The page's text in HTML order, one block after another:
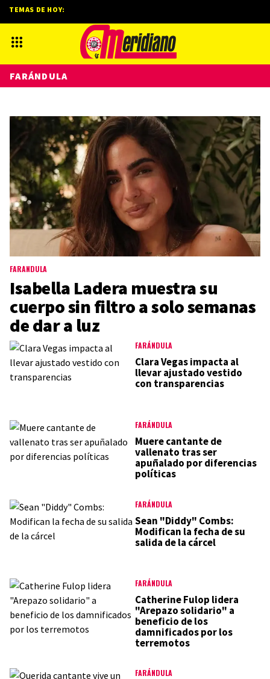
FARÁNDULA
Isabella Ladera muestra su
cuerpo sin filtro a solo semanas
de dar a luz
FARÁNDULA
Clara Vegas impacta al
llevar ajustado vestido
con transparencias
FARÁNDULA
Muere cantante de
vallenato tras ser
apuñalado por diferencias
políticas
FARÁNDULA
Sean "Diddy" Combs:
Modifican la fecha de su
salida de la cárcel
FARÁNDULA
Catherine Fulop lidera
"Arepazo solidario" a
beneficio de los
damnificados por los
terremotos
FARÁNDULA
TEMAS DE HOY:
FARÁNDULA